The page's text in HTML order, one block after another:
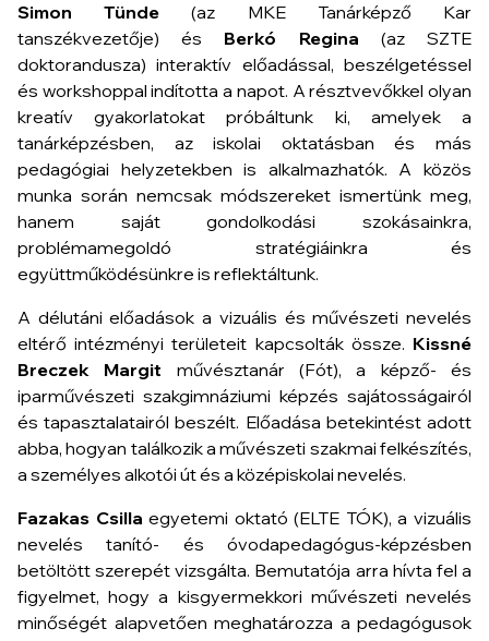
Simon Tünde(az MKE Tanárképző Kar
tanszékvezetője) és Berkó Regina (az SZTE
doktorandusza) interaktív előadással, beszélgetéssel
és workshoppal indította a napot. A résztvevőkkel olyan
kreatív gyakorlatokat próbáltunk ki, amelyek a
tanárképzésben, az iskolai oktatásban és más
pedagógiai helyzetekben is alkalmazhatók. A közös
munka során nemcsak módszereket ismertünk meg,
hanem saját gondolkodási szokásainkra,
problémamegoldó stratégiáinkra és
együttműködésünkre is reflektáltunk.
A délutáni előadások a vizuális és művészeti nevelés
eltérő intézményi területeit kapcsolták össze. Kissné
Breczek Margit művésztanár (Fót), a képző- és
iparművészeti szakgimnáziumi képzés sajátosságairól
és tapasztalatairól beszélt. Előadása betekintést adott
abba, hogyan találkozik a művészeti szakmai felkészítés,
a személyes alkotói út és a középiskolai nevelés.
Fazakas Csilla egyetemi oktató (ELTE TÓK), a vizuális
nevelés tanító- és óvodapedagógus-képzésben
betöltött szerepét vizsgálta. Bemutatója arra hívta fel a
figyelmet, hogy a kisgyermekkori művészeti nevelés
minőségét alapvetően meghatározza a pedagógusok